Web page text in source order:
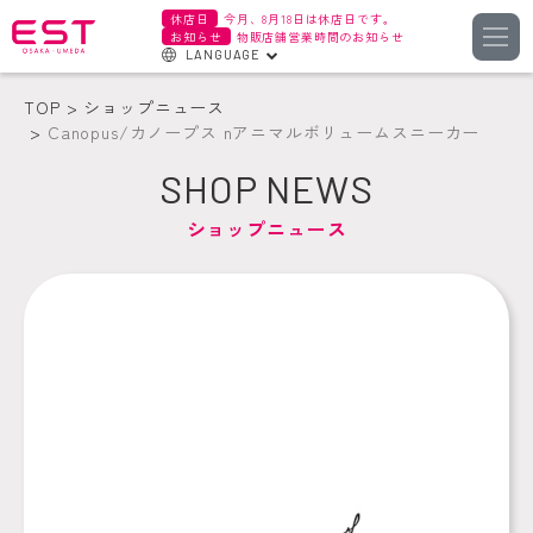
休店日
今月、8月18日は休店日です。
お知らせ
物販店舗営業時間のお知らせ
LANGUAGE
한국어
TOP
ショップニュース
Canopus/カノープス nアニマルボリュームスニーカー
SHOP NEWS
ショップニュース